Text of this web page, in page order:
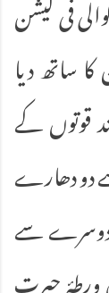
ساتھ دیا
قوتوں کے
دو دھارے
دوسرے سے
حیرت